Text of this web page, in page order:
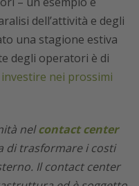
dell’attività e degli
una stagione estiva
degli operatori è di
nei prossimi
nelcontact center
di trasformare i costi
Il contact center